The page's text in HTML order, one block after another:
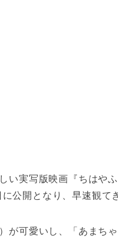
い実写版映画『ちはや
公開となり、早速観て
が可愛いし、「あまち